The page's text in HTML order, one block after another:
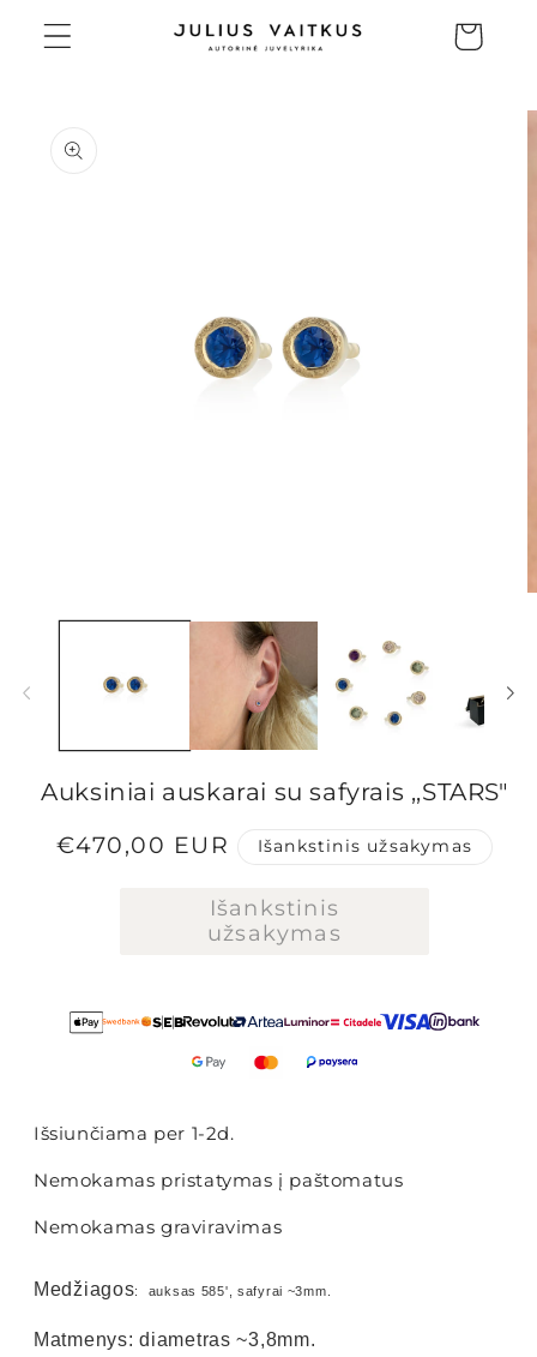
Eiti į
turinį
Krepšelis
apie gaminį
mediją
Auksiniai auskarai su safyrais ,,STARS"
Įprasta
€470,00 EUR Išankstinis užsakymas
Išankstinis
užsakymas
Išsiunčiama per 1-2d.
Nemokamas pristatymas į paštomatus
Nemokamas graviravimas
Medžiagos: auksas 585', safyrai ~3mm.
Matmenys: diametras ~3,8mm.